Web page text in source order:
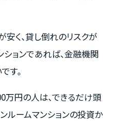
く、貸し倒れのリスクが
ョンであれば、金融機関
す。
万円の人は、できるだけ頭
ルームマンションの投資か